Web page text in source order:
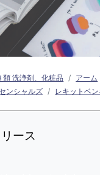
類 洗浄剤、化粧品
アーム
ンシャルズ
レキットベ
ース